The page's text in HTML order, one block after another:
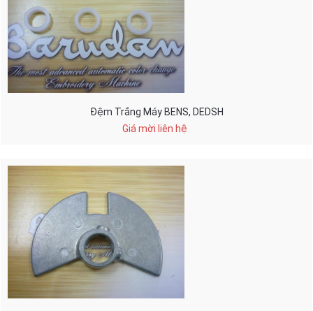
Đệm Trắng Máy BENS, DEDSH
Giá mời liên hệ